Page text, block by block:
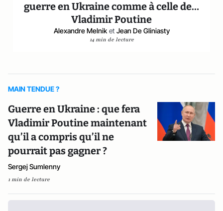
guerre en Ukraine comme à celle de…
Vladimir Poutine
Alexandre Melnik et Jean De Gliniasty
14 min de lecture
MAIN TENDUE ?
Guerre en Ukraine : que fera
Vladimir Poutine maintenant
qu’il a compris qu’il ne
pourrait pas gagner ?
Sergej Sumlenny
1 min de lecture